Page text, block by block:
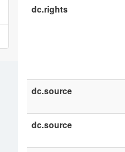
dc.rights
dc.source
dc.source